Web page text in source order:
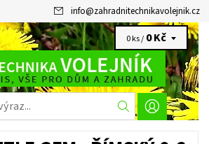
info@zahradnitechnikavolejnik.cz
0 ks / 0 Kč